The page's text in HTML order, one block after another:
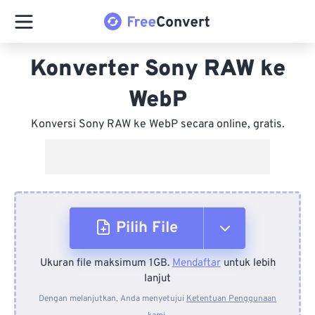
Konverter Sony RAW ke
WebP
Konversi Sony RAW ke WebP secara online, gratis.
Pilih File
Dari Perangkat
Ukuran file maksimum 1GB.Mendaftaruntuk lebih
lanjut
Dengan melanjutkan, Anda menyetujui Ketentuan Penggunaan